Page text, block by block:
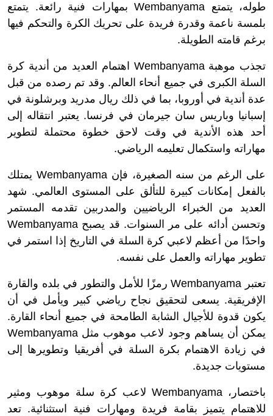
طوله، يتمتع Wembanyama بمهارات فنية رائعة. يتمتع
بلمسة ناعمة وقدرة فريدة على تحريك الكرة والتحكم فيها
برغم قامته الطويلة.
تجذب موهبة Wembanyama اهتمام العديد من أندية كرة
السلة الكبرى في جميع أنحاء العالم. وقد تم رصده من قبل
عدة أندية في أوروبا، بما في ذلك ريال مدريد وبرشلونة في
إسبانيا وباريس سان جيرمان في فرنسا. يعتبر انتقاله إلى
أحد هذه الأندية في وقت لاحق خطوة محتملة لتطوير
مهاراته واستكمال تعليمه الرياضي.
على الرغم من سنه الصغيرة، فإن Wembanyama يمتلك
بالفعل إمكانات كبيرة للتألق على المستوى العالمي. شهد
العديد من الخبراء الرياضيين والمدربين تقدمه المستمر
وتحسن أدائه على مر السنوات. قد يصبح Wembanyama
واحدًا من أعظم لاعبي كرة السلة في التاريخ إذا استمر في
تطوير مهاراته والعمل على نفسه.
تعتبر Wembanyama رمزًا للأمل والتطور في بلده والقارة
الإفريقية. يسعى لتحقيق نجاح رياضي كبير ويأمل في أن
يكون قدوة للأجيال الشابة الطامحة في جميع أنحاء القارة.
يمكن أن يساهم وجود لاعب موهوب مثل Wembanyama
في زيادة الاهتمام بكرة السلة في أفريقيا وتطويرها إلى
مستويات جديدة.
باختصار، Wembanyama لاعب كرة سلة موهوب ومثير
للاهتمام يتميز بقامة فريدة ومهارات فنية استثنائية. تعد